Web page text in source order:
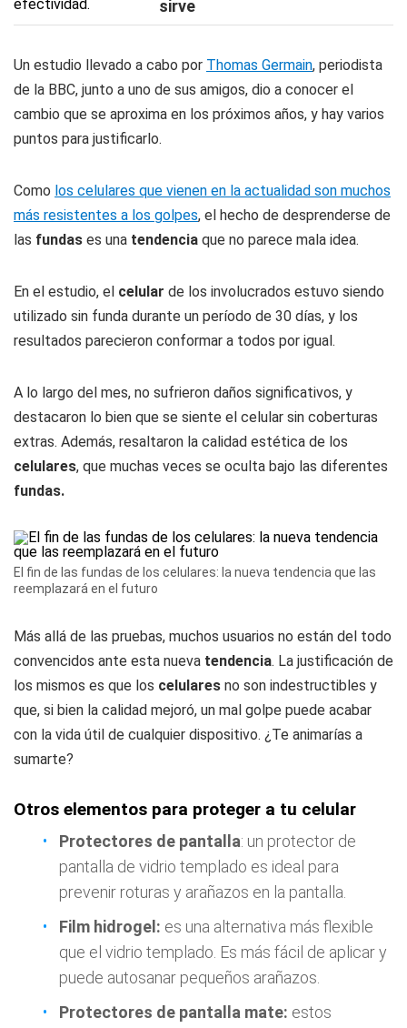
sirve
Un estudio llevado a cabo por Thomas Germain, periodista
de la BBC, junto a uno de sus amigos, dio a conocer el
cambio que se aproxima en los próximos años, y hay varios
puntos para justificarlo.
Como los celulares que vienen en la actualidad son muchos
más resistentes a los golpes, el hecho de desprenderse de
las fundas es una tendencia que no parece mala idea.
En el estudio, el celular de los involucrados estuvo siendo
utilizado sin funda durante un período de 30 días, y los
resultados parecieron conformar a todos por igual.
A lo largo del mes, no sufrieron daños significativos, y
destacaron lo bien que se siente el celular sin coberturas
extras. Además, resaltaron la calidad estética de los
celulares, que muchas veces se oculta bajo las diferentes
fundas.
El fin de las fundas de los celulares: la nueva tendencia que las
reemplazará en el futuro
Más allá de las pruebas, muchos usuarios no están del todo
convencidos ante esta nueva tendencia. La justificación de
los mismos es que los celulares no son indestructibles y
que, si bien la calidad mejoró, un mal golpe puede acabar
con la vida útil de cualquier dispositivo. ¿Te animarías a
sumarte?
Otros elementos para proteger a tu celular
Protectores de pantalla: un protector de
pantalla de vidrio templado es ideal para
prevenir roturas y arañazos en la pantalla.
Film hidrogel: es una alternativa más flexible
que el vidrio templado. Es más fácil de aplicar y
puede autosanar pequeños arañazos.
Protectores de pantalla mate: estos